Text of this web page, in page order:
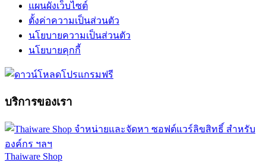
แผนผังเว็บไซต์
ตั้งค่าความเป็นส่วนตัว
นโยบายความเป็นส่วนตัว
นโยบายคุกกี้
บริการของเรา
Thaiware Shop